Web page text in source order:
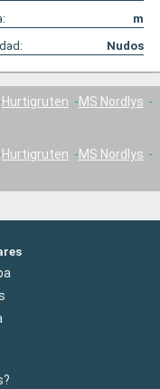
m
Nudos
Hurtigruten
MS Nordlys
Hurtigruten
MS Nordlys